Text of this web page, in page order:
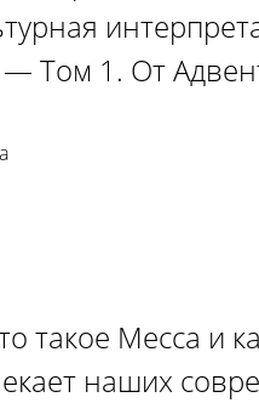
Том 1. От
такое Месса и
наших